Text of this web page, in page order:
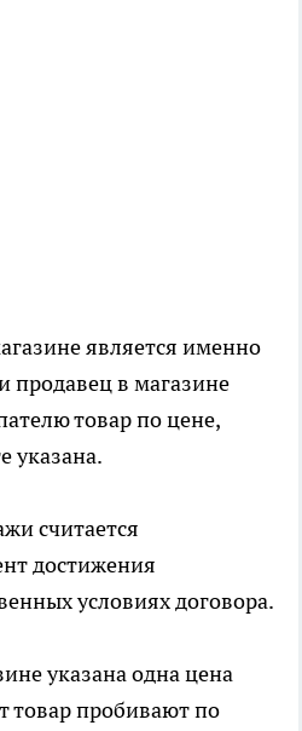
является именно
продавец в магазине
товар по цене,
указана.
считается
достижения
условиях договора.
указана одна цена
товар пробивают по